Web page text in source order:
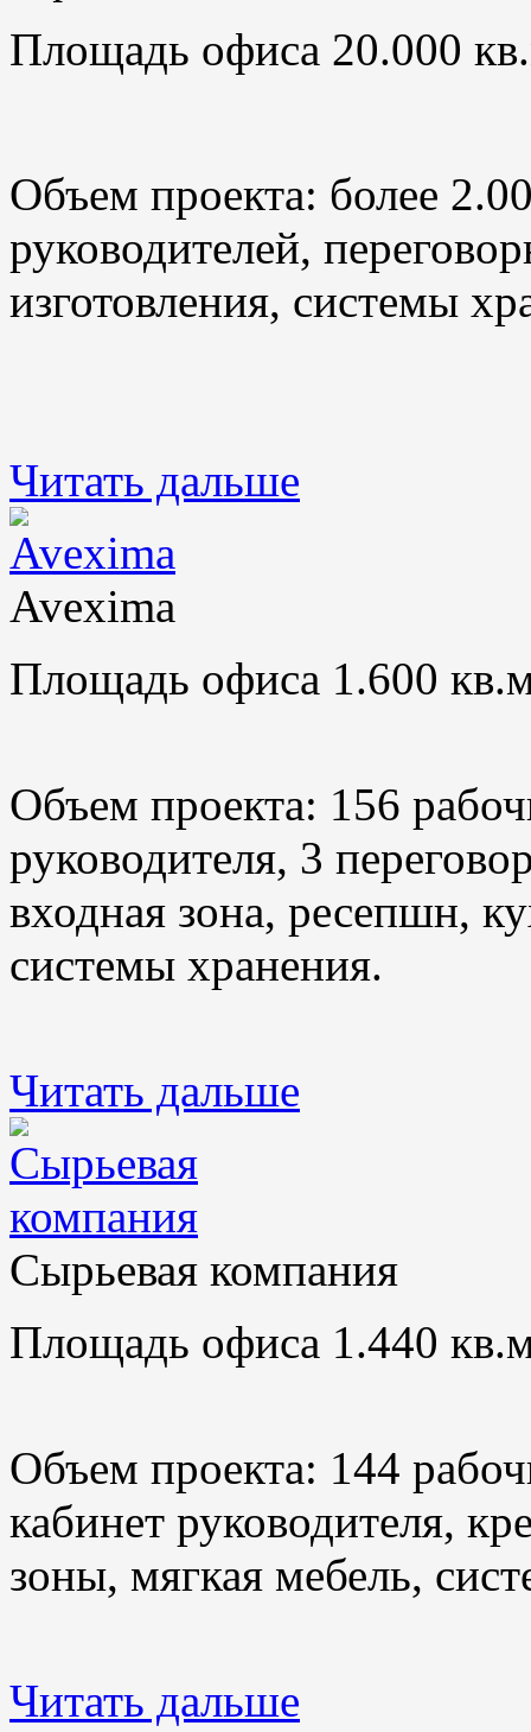
Площадь офиса 20.000
Объем проекта: более
руководителей,
изготовления, системы
Читать дальше
Avexima
Площадь офиса 1.600
Объем проекта: 156
руководителя, 3
входная зона, ресепшн,
системы хранения.
Читать дальше
Сырьевая компания
Площадь офиса 1.440
Объем проекта: 144
кабинет руководителя,
зоны, мягкая мебель,
Читать дальше